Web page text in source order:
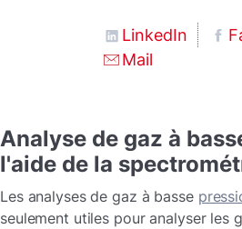
LinkedIn
Mail
Analyse de gaz à
l'aide de la
Les analyses de gaz à basse
seulement utiles pour analyser les